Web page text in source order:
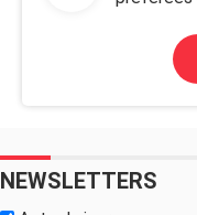
NEWSLETTERS